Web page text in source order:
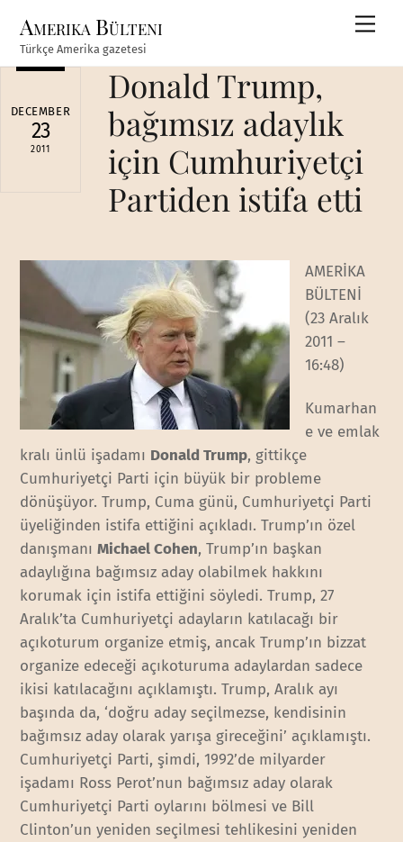
content
Amerika Bülteni
Türkçe Amerika gazetesi
DECEMBER
23
2011
Donald Trump,
bağımsız adaylık
için Cumhuriyetçi
Partiden istifa etti
AMERİKA
BÜLTENİ
(23 Aralık
2011 –
16:48)
Kumarhan
e ve emlak
kralı ünlü işadamı Donald Trump, gittikçe
Cumhuriyetçi Parti için büyük bir probleme
dönüşüyor. Trump, Cuma günü, Cumhuriyetçi Parti
üyeliğinden istifa ettiğini açıkladı. Trump’ın özel
danışmanıMichael Cohen, Trump’ın başkan
adaylığına bağımsız aday olabilmek hakkını
korumak için istifa ettiğini söyledi. Trump, 27
Aralık’ta Cumhuriyetçi adayların katılacağı bir
açıkoturum organize etmiş, ancak Trump’ın bizzat
organize edeceği açıkoturuma adaylardan sadece
ikisi katılacağını açıklamıştı. Trump, Aralık ayı
başında da, ‘doğru aday seçilmezse, kendisinin
bağımsız aday olarak yarışa gireceğini’ açıklamıştı.
Cumhuriyetçi Parti, şimdi, 1992’de milyarder
işadamı Ross Perot’nun bağımsız aday olarak
Cumhuriyetçi Parti oylarını bölmesi ve Bill
Clinton’un yeniden seçilmesi tehlikesini yeniden